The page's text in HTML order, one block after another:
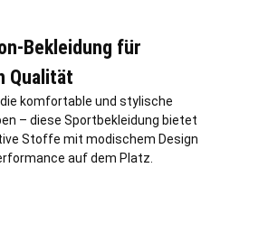
Bekleidung für
Qualität
die komfortable und stylische
– diese Sportbekleidung bietet
Stoffe mit modischem Design
auf dem Platz.